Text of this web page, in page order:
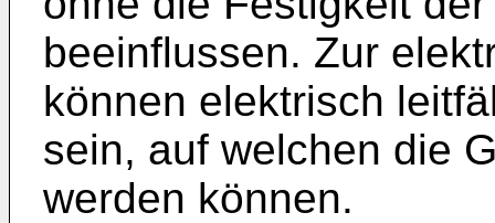
beeinflussen. Zur
können elektrisch
sein, auf welchen die
werden können.